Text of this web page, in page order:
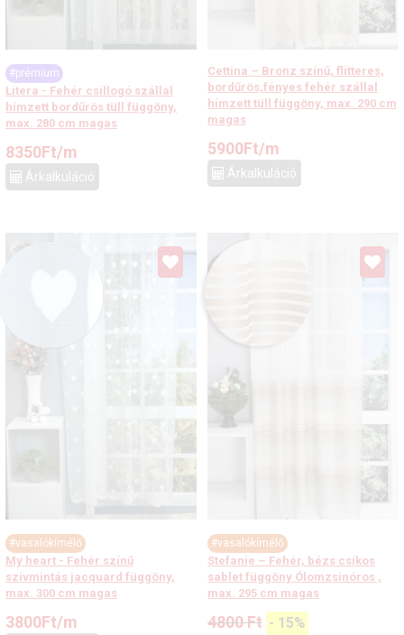
#prémium
Litera - Fehér csillogó szállal
hímzett bordűrös tüll függöny,
max. 280 cm magas
8350Ft/m
Árkalkuláció
Cettina – Bronz színű, flitteres,
bordűrös,fényes fehér szállal
hímzett tüll függöny, max. 290 cm
magas
5900Ft/m
Árkalkuláció
#vasalókímélő
My heart - Fehér színű
szívmintás jacquard függöny,
max. 300 cm magas
3800Ft/m
#vasalókímélő
Stefanie – Fehér, bézs csíkos
sablet függöny Ólomzsinóros ,
max. 295 cm magas
4800Ft - 15%